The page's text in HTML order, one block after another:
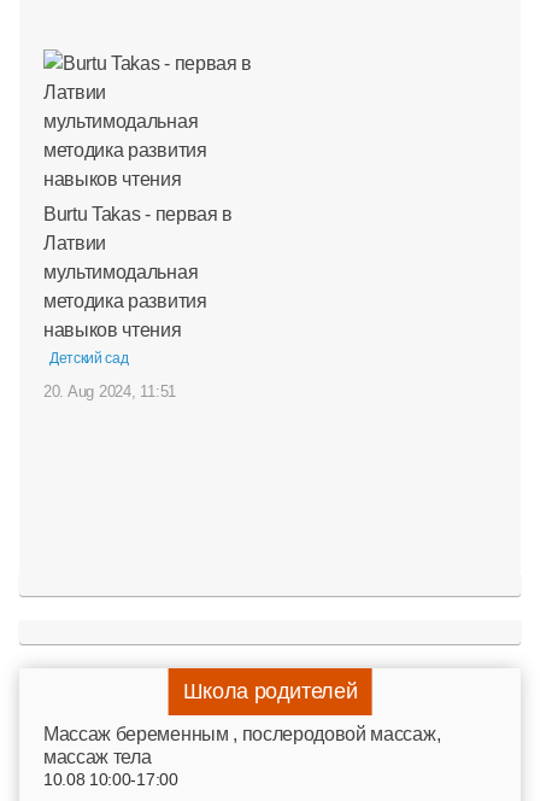
Burtu Takas - первая в
Латвии
мультимодальная
методика развития
навыков чтения
Детский сад
20. Aug 2024, 11:51
Школа родителей
Mассаж беременным , послеродовой массаж,
массаж тела
10.08 10:00-17:00